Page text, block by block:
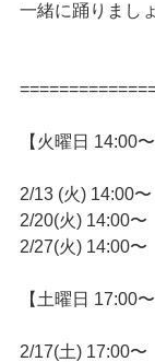
一緒に踊りまし
【火曜日 14:00
2/13 (火) 14:00〜
2/20(火) 14:00〜
2/27(火) 14:00〜
【土曜日 17:00
2/17(土) 17:00〜